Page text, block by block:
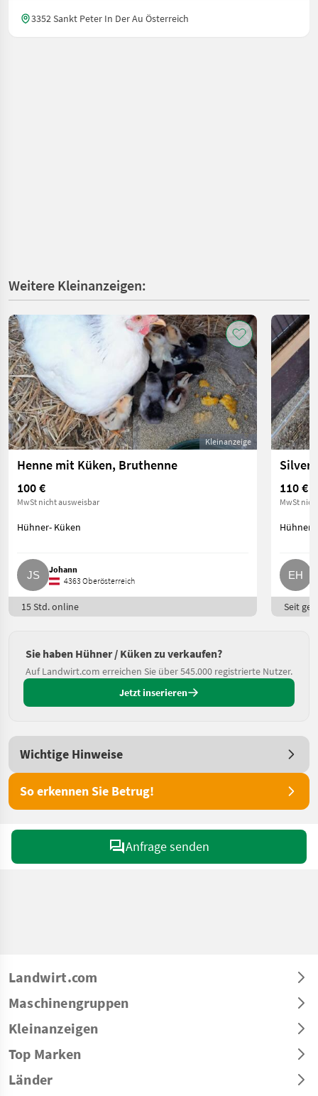
3352 Sankt Peter In Der Au Österreich
Weitere Kleinanzeigen:
Kleinanzeige
Henne mit Küken, Bruthenne
100 €
MwSt nicht ausweisbar
Hühner- Küken
Johann
4363 Oberösterreich
15 Std. online
110 €
MwSt
Hühner-
Seit
Sie haben Hühner / Küken zu verkaufen?
Auf Landwirt.com erreichen Sie über 545.000 registrierte Nutzer.
Jetzt inserieren
Wichtige Hinweise
So erkennen Sie Betrug!
Anfrage senden
Landwirt.com
Maschinengruppen
Kleinanzeigen
Top Marken
Länder